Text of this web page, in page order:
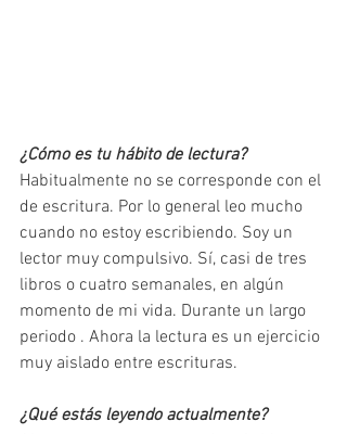
¿Cómo es tu hábito de lectura?
Habitualmente no se corresponde con el
de escritura. Por lo general leo mucho
cuando no estoy escribiendo. Soy un
lector muy compulsivo. Sí, casi de tres
libros o cuatro semanales, en algún
momento de mi vida. Durante un largo
periodo . Ahora la lectura es un ejercicio
muy aislado entre escrituras.
¿Qué estás leyendo actualmente?